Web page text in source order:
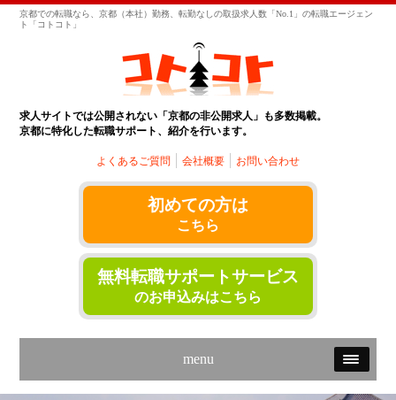
京都での転職なら、京都（本社）勤務、転勤なしの取扱求人数「No.1」の転職エージェン
ト「コトコト」
求人サイトでは公開されない「京都の非公開求人」も多数掲載。
京都に特化した転職サポート、紹介を行います。
よくあるご質問 会社概要 お問い合わせ
初めての方は
こちら
無料転職サポートサービス
のお申込みはこちら
menu